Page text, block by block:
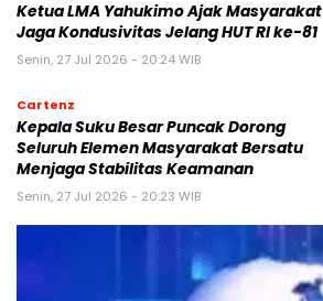
Ketua LMA Yahukimo Ajak Masyarakat
Jaga Kondusivitas Jelang HUT RI ke-81
Senin, 27 Jul 2026 - 20:24 WIB
Cartenz
Kepala Suku Besar Puncak Dorong
Seluruh Elemen Masyarakat Bersatu
Menjaga Stabilitas Keamanan
Senin, 27 Jul 2026 - 20:23 WIB